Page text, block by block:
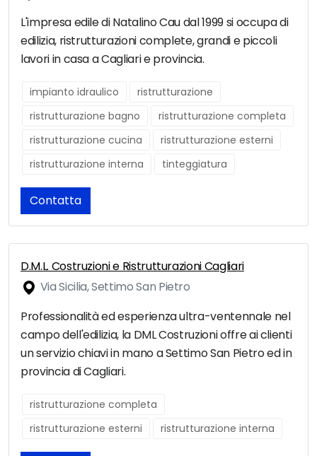
L'impresa edile di Natalino Cau dal 1999 si occupa di
edilizia, ristrutturazioni complete, grandi e piccoli
lavori in casa a Cagliari e provincia.
impianto idraulico
ristrutturazione
ristrutturazione bagno
ristrutturazione completa
ristrutturazione cucina
ristrutturazione esterni
ristrutturazione interna
tinteggiatura
Contatta
D.M.L. Costruzioni e Ristrutturazioni Cagliari
Via Sicilia, Settimo San Pietro
Professionalità ed esperienza ultra-ventennale nel
campo dell'edilizia, la DML Costruzioni offre ai clienti
un servizio chiavi in mano a Settimo San Pietro ed in
provincia di Cagliari.
ristrutturazione completa
ristrutturazione esterni
ristrutturazione interna